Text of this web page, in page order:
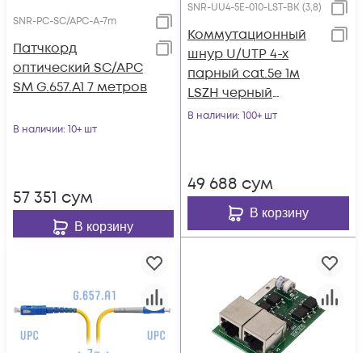
SNR-PC-SC/APC-A-7m
Патчкорд
оптический SC/APC
SM G.657.A1 7 метров
В наличии: 10+ шт
57 351 сум
В корзину
SNR-UU4-5E-010-LST-BK (3,8)
Коммутационный
шнур U/UTP 4-х
парный cat.5е 1м
LSZH черный
(диаметр 3,8 мм)
В наличии: 100+ шт
49 688 сум
В корзину